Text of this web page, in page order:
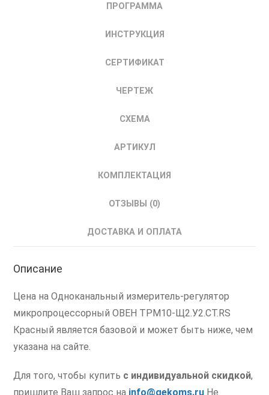
ПРОГРАММА
ИНСТРУКЦИЯ
СЕРТИФИКАТ
ЧЕРТЕЖ
СХЕМА
АРТИКУЛ
КОМПЛЕКТАЦИЯ
ОТЗЫВЫ (0)
ДОСТАВКА И ОПЛАТА
Описание
Цена на Одноканальный измеритель-регулятор
микропроцессорный ОВЕН ТРМ10-Щ2.У2.СТ.RS
Красный является базовой и может быть ниже, чем
указана на сайте.
Для того, чтобы купить с индивидуальной скидкой,
пришлите Ваш запрос на info@gekoms.ru Не